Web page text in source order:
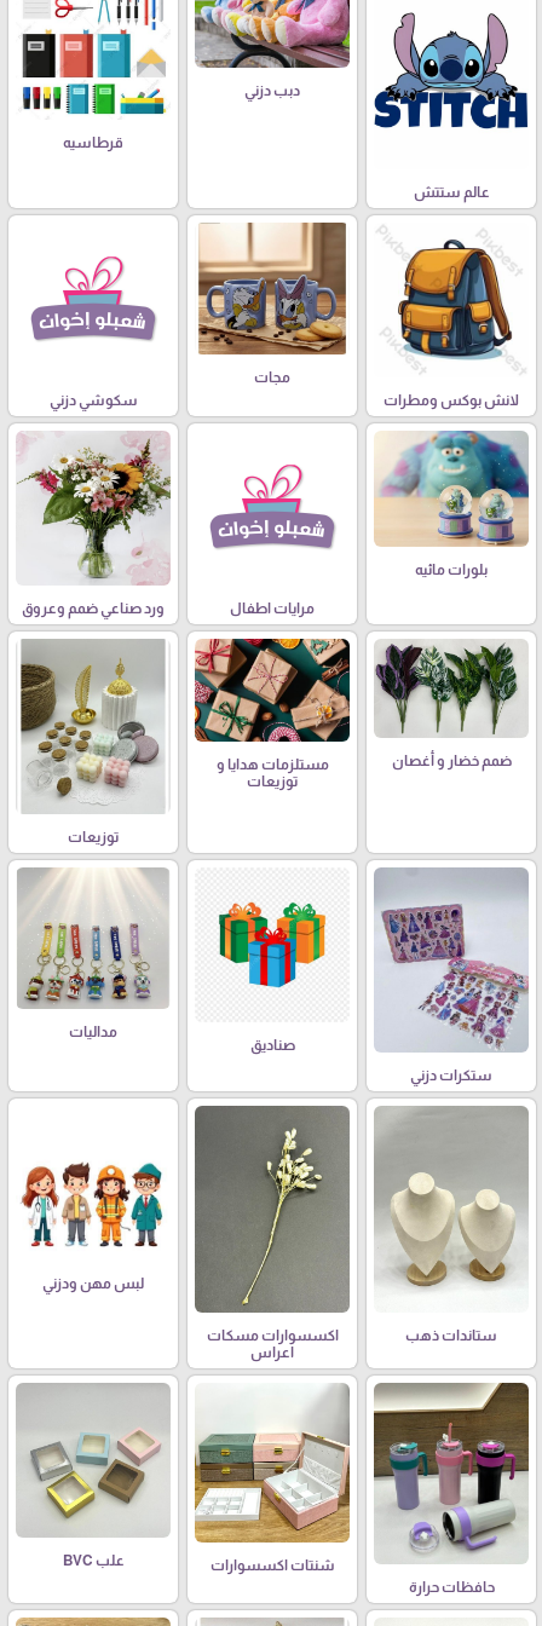
عالم ستتش
دبب دزني
قرطاسيه
لانش بوكس ومطرات
مجات
سكوشي دزني
بلورات مائيه
مرايات اطفال ورد صناعي ضمم وعروق
ضمم خضار و أغصان
مستلزمات هدايا و
توزيعات
توزيعات
ستكرات دزني
صناديق
مداليات
ستاندات ذهب
اكسسوارات مسكات
اعراس
لبس مهن ودزني
حافظات حرارة
شنتات اكسسوارات علب BVC